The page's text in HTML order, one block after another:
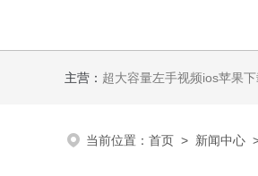
主营： 超大容量左手视频ios苹果下
当前位置： 首页 > 新闻中心